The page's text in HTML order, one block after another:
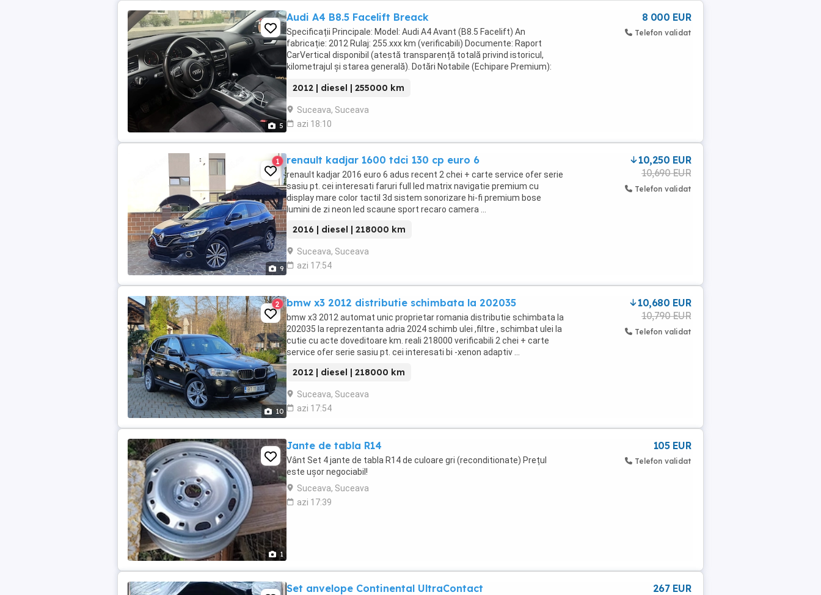
5
Audi A4 B8.5 Facelift Breack
Specificații Principale: Model: Audi A4 Avant (B8.5 Facelift) An
fabricație: 2012 Rulaj: 255.xxx km (verificabili) Documente: Raport
CarVertical disponibil (atestă transparență totală privind istoricul,
kilometrajul și starea generală). Dotări Notabile (Echipare Premium):
2012 | diesel | 255000 km
Suceava, Suceava
azi 18:10
8 000 EUR
Telefon validat
9
1 renault kadjar 1600 tdci 130 cp euro 6
renault kadjar 2016 euro 6 adus recent 2 chei + carte service ofer serie
sasiu pt. cei interesati faruri full led matrix navigatie premium cu
display mare color tactil 3d sistem sonorizare hi-fi premium bose
lumini de zi neon led scaune sport recaro camera ...
2016 | diesel | 218000 km
Suceava, Suceava
azi 17:54
10,250 EUR
10,690 EUR
Telefon validat
10
2 bmw x3 2012 distributie schimbata la 202035
bmw x3 2012 automat unic proprietar romania distributie schimbata la
202035 la reprezentanta adria 2024 schimb ulei ,filtre , schimbat ulei la
cutie cu acte doveditoare km. reali 218000 verificabili 2 chei + carte
service ofer serie sasiu pt. cei interesati bi -xenon adaptiv ...
2012 | diesel | 218000 km
Suceava, Suceava
azi 17:54
10,680 EUR
10,790 EUR
Telefon validat
1
Jante de tabla R14
Vânt Set 4 jante de tabla R14 de culoare gri (reconditionate) Prețul
este ușor negociabil!
Suceava, Suceava
azi 17:39
105 EUR
Telefon validat
Set anvelope Continental UltraContact 267 EUR